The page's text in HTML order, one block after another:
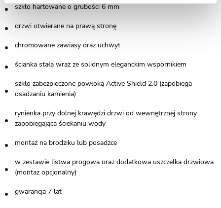
szkło hartowane o grubości 6 mm
drzwi otwierane na prawą stronę
chromowane zawiasy oraz uchwyt
ścianka stała wraz ze solidnym eleganckim wspornikiem
szkło zabezpieczone powłoką Active Shield 2.0 (zapobiega
osadzaniu kamienia)
rynienka przy dolnej krawędzi drzwi od wewnętrznej strony
zapobiegająca ściekaniu wody
montaż na brodziku lub posadzce
w zestawie listwa progowa oraz dodatkowa uszczelka drzwiowa
(montaż opcjonalny)
gwarancja 7 lat